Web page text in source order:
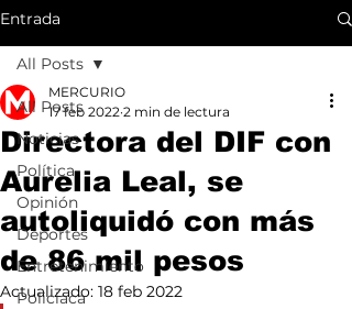
Entrada
All Posts
Noticias
Política
Opinión
Deportes
Entretenimiento
Policiaca
All Posts
Directora del DIF con
Aurelia Leal, se
autoliquidó con más
de 86 mil pesos
MERCURIO
17 feb 2022 2 min de lectura
Actualizado: 18 feb 2022